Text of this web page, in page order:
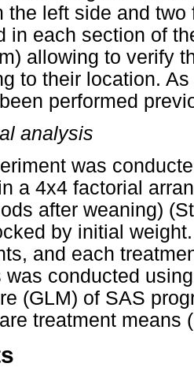
the left side and
in each section of
allowing to verify
to their location.
performed
analysis
was
a 4x4 factorial
after weaning)
by initial
and each
was conducted
(GLM) of SAS
treatment means